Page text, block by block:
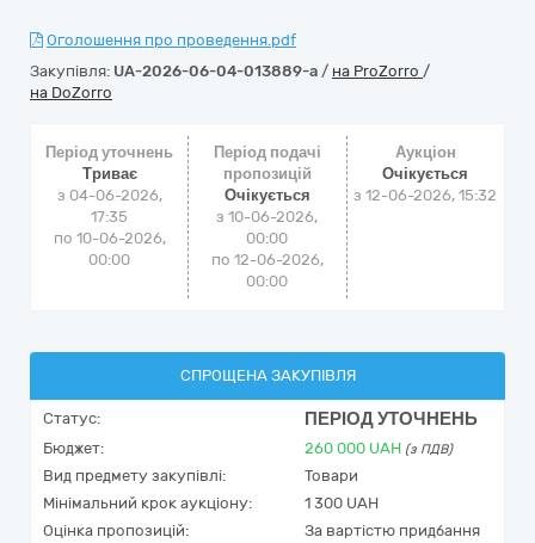
Оголошення про проведення.pdf
Закупівля: UA-2026-06-04-013889-a / на ProZorro /
на DoZorro
Період уточнень
Триває
з 04-06-2026,
17:35
по 10-06-2026,
00:00
Період подачі
пропозицій
Очікується
з 10-06-2026,
00:00
по 12-06-2026,
00:00
Аукціон
Очікується
з12-06-2026, 15:32
СПРОЩЕНА ЗАКУПІВЛЯ
Статус: ПЕРІОД УТОЧНЕНЬ
Бюджет: 260 000 UAH (з ПДВ)
Вид предмету закупівлі:
Товари
Мінімальний крок аукціону:
1 300 UAH
Оцінка пропозицій:
За вартістю придбання